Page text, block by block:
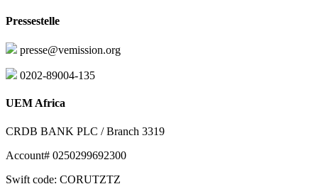
Pressestelle
presse@vemission.org
0202-89004-135
UEM Africa
CRDB BANK PLC / Branch 3319
Account# 0250299692300
Swift code: CORUTZTZ